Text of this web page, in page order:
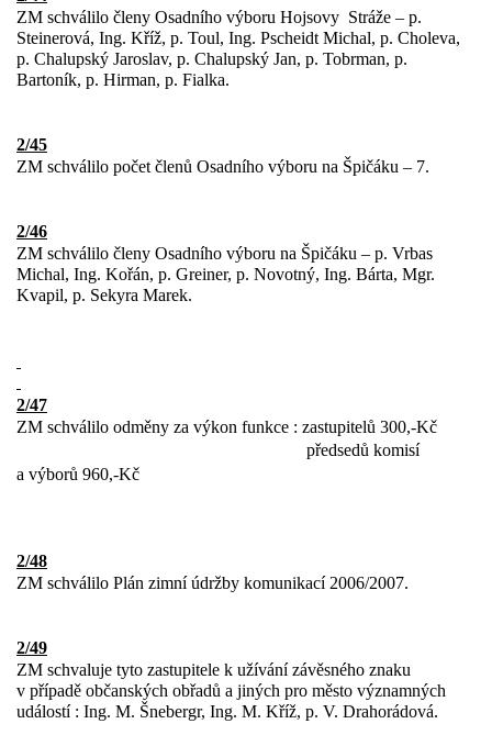
ZM schválilo členy Osadního výboru Hojsovy Stráže – p.
Steinerová, Ing. Kříž, p. Toul, Ing. Pscheidt Michal, p. Choleva,
p. Chalupský Jaroslav, p. Chalupský Jan, p. Tobrman, p.
Bartoník, p. Hirman, p. Fialka.
2/45
ZM schválilo počet členů Osadního výboru na Špičáku – 7.
2/46
ZM schválilo členy Osadního výboru na Špičáku – p. Vrbas
Michal, Ing. Kořán, p. Greiner, p. Novotný, Ing. Bárta, Mgr.
Kvapil, p. Sekyra Marek.
2/47
ZM schválilo odměny za výkon funkce : zastupitelů 300,-Kč
předsedů komisí
a výborů 960,-Kč
2/48
ZM schválilo Plán zimní údržby komunikací 2006/2007.
2/49
ZM schvaluje tyto zastupitele k užívání závěsného znaku
v případě občanských obřadů a jiných pro město významných
událostí : Ing. M. Šnebergr, Ing. M. Kříž, p. V. Drahorádová.